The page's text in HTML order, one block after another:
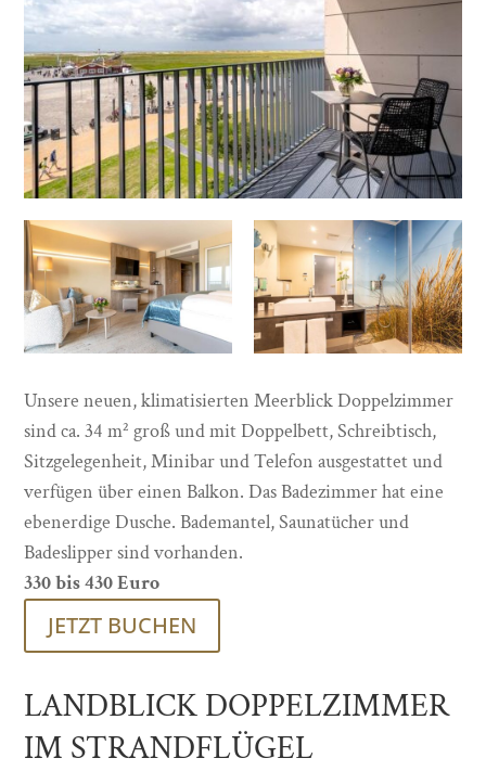
Unsere neuen, klimatisierten Meerblick Doppelzimmer
sind ca. 34 m² groß und mit Doppelbett, Schreibtisch,
Sitzgelegenheit, Minibar und Telefon ausgestattet und
verfügen über einen Balkon. Das Badezimmer hat eine
ebenerdige Dusche. Bademantel, Saunatücher und
Badeslipper sind vorhanden.
330 bis 430 Euro
JETZT BUCHEN
LANDBLICK DOPPELZIMMER
IM STRANDFLÜGEL